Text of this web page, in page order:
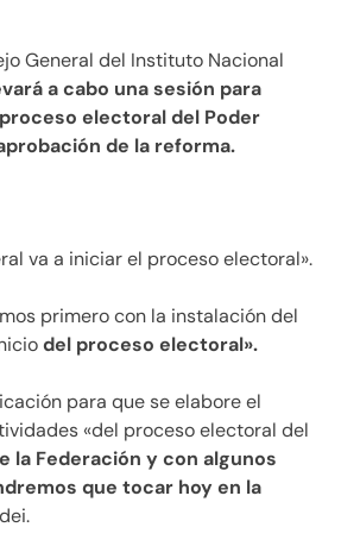
General del Instituto Nacional
a cabo una sesión para
electoral del Poder
de la reforma.
va a iniciar el proceso electoral».
primero con la instalación del
del proceso electoral».
para que se elabore el
«del proceso electoral del
la Federación y con algunos
que tocar hoy en la